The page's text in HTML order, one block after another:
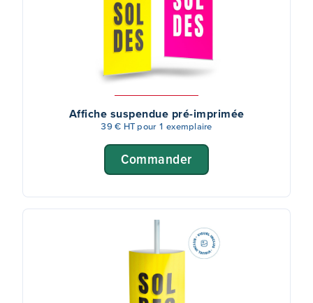
Affiche suspendue pré-imprimée
39 € HT pour 1 exemplaire
Commander